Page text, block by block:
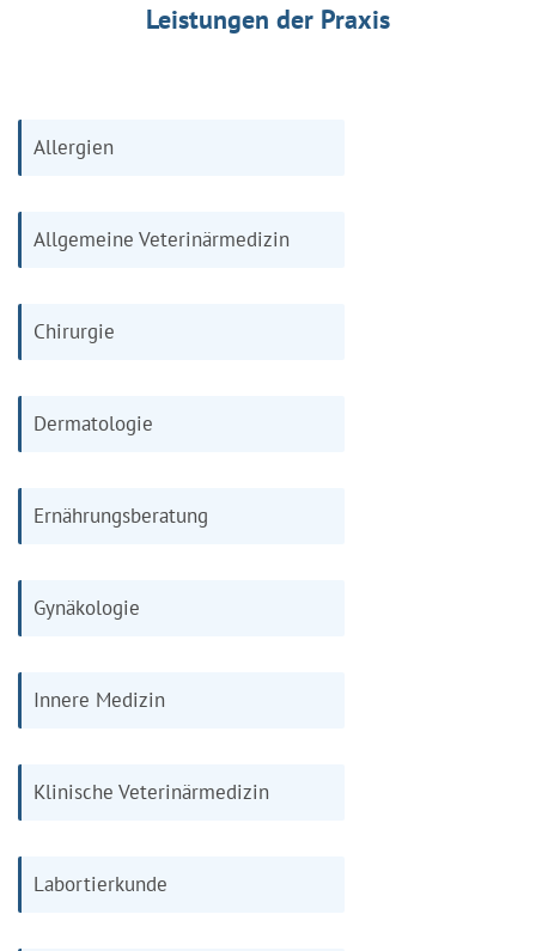
Leistungen der Praxis
Allergien
Allgemeine Veterinärmedizin
Chirurgie
Dermatologie
Ernährungsberatung
Gynäkologie
Innere Medizin
Klinische Veterinärmedizin
Labortierkunde